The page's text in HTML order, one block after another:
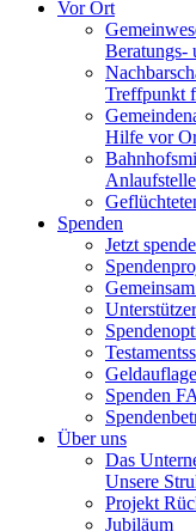
Vor Ort
Beratungs-
Treffpunkt
Hilfe vor
Spenden
Jetzt
Spenden
Über uns
Das
Unsere
Projekt
Jubiläum